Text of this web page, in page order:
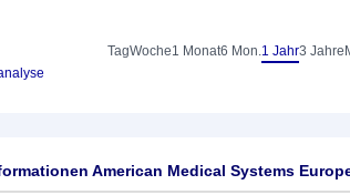
TagWoche1 Monat6 Mon.1 Jahr3 Jahre
American Medical Systems